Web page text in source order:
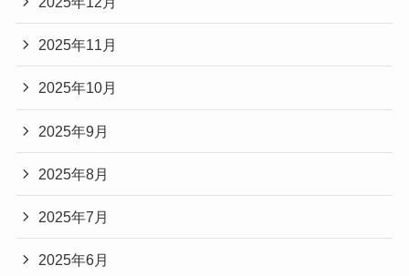
2025年11月
2025年10月
2025年9月
2025年8月
2025年7月
2025年6月